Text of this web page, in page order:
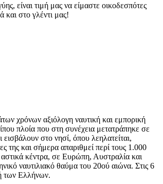
είναι τιμή μας να είμαστε οικοδεσπότες
και στο γλέντι μας!
χρόνων αξιόλογη ναυτική και εμπορική
πλοία που στη συνέχεια μετατράπηκε σε
στο νησί, όπου λεηλατείται,
της και σήμερα απαριθμεί περί τους 1.000
κέντρα, σε Ευρώπη, Αυστραλία και
ναυτιλιακό θαύμα του 20ού αιώνα. Στις 6
των Ελλήνων.